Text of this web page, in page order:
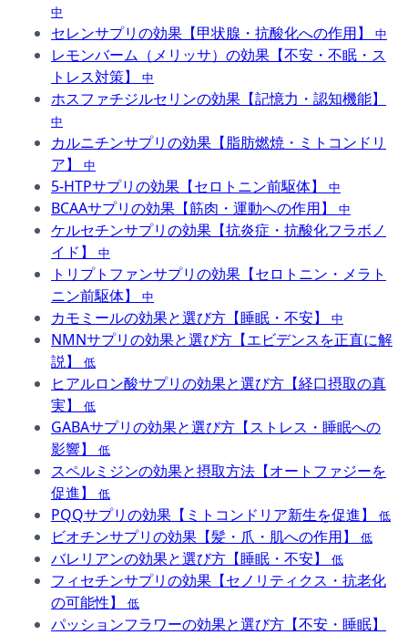
中
セレンサプリの効果【甲状腺・抗酸化への作用】 中
レモンバーム（メリッサ）の効果【不安・不眠・ス
トレス対策】
中
ホスファチジルセリンの効果【記憶力・認知機能】
中
カルニチンサプリの効果【脂肪燃焼・ミトコンドリ
ア】
中
5-HTPサプリの効果【セロトニン前駆体】 中
BCAAサプリの効果【筋肉・運動への作用】 中
ケルセチンサプリの効果【抗炎症・抗酸化フラボノ
イド】
中
トリプトファンサプリの効果【セロトニン・メラト
ニン前駆体】
中
カモミールの効果と選び方【睡眠・不安】 中
NMNサプリの効果と選び方【エビデンスを正直に解
説】
低
ヒアルロン酸サプリの効果と選び方【経口摂取の真
実】
低
GABAサプリの効果と選び方【ストレス・睡眠への
影響】
低
スペルミジンの効果と摂取方法【オートファジーを
促進】
低
PQQサプリの効果【ミトコンドリア新生を促進】 低
ビオチンサプリの効果【髪・爪・肌への作用】 低
バレリアンの効果と選び方【睡眠・不安】 低
フィセチンサプリの効果【セノリティクス・抗老化
の可能性】
低
パッションフラワーの効果と選び方【不安・睡眠】